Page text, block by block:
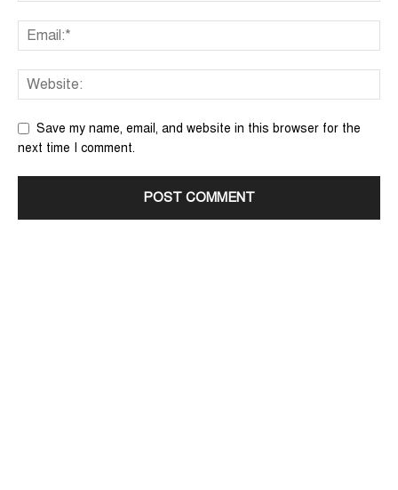
Save my name, email, and website in this browser for the
next time I comment.